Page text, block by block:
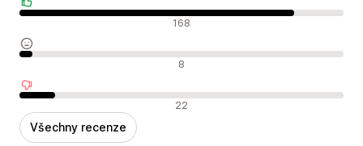
Pozitivní recenze 168
Neutrální recenze 8
Negativní recenze 22
Všechny recenze